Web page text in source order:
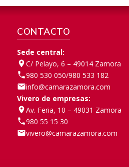
CONTACTO
Sede central:
C/ Pelayo, 6 – 49014 Zamora
980 530 050/980 533 182
info@camarazamora.com
Vivero de empresas:
Av. Feria, 10 – 49031 Zamora
980 55 15 30
vivero@camarazamora.com